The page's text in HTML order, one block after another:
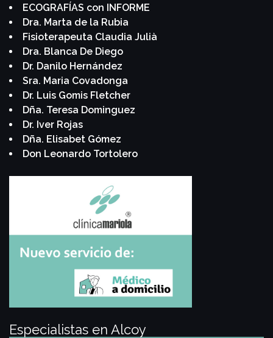
ECOGRAFÍAS con INFORME
Dra. Marta de la Rubia
Fisioterapeuta Claudia Julià
Dra. Blanca De Diego
Dr. Danilo Hernández
Sra. Maria Covadonga
Dr. Luis Gomis Fletcher
Dña. Teresa Dominguez
Dr. Iver Rojas
Dña. Elisabet Gómez
Don Leonardo Tortolero
Especialistas en Alcoy